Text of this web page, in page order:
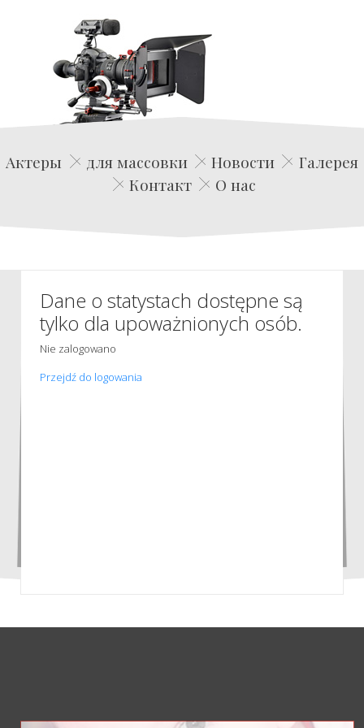
Edwin Film Agencja Aktorska
Актеры для массовки Новости
Галерея
Контакт
О нас
Dane o statystach dostępne są
tylko dla upoważnionych osób.
Nie zalogowano
Przejdź do logowania